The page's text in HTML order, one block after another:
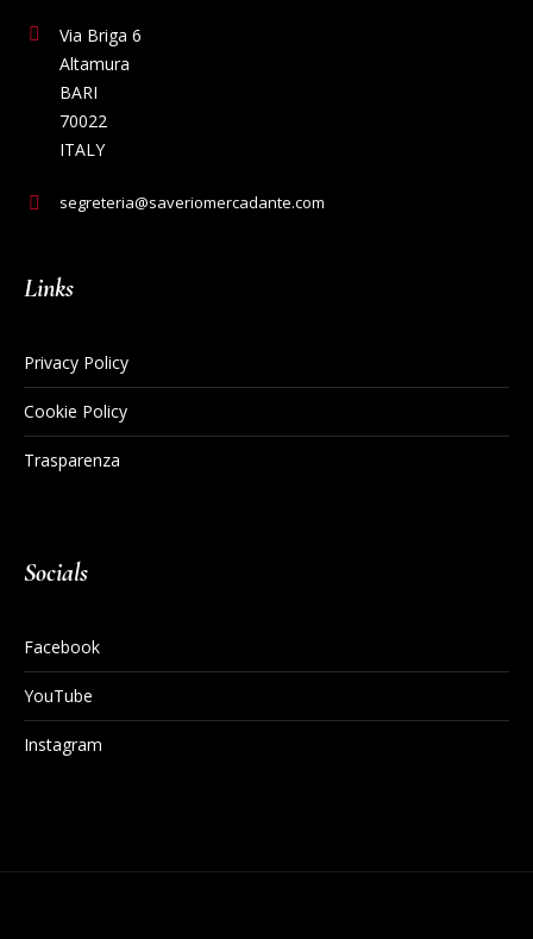
Via Briga 6
Altamura
BARI
70022
ITALY
segreteria@saveriomercadante.com
Links
Privacy Policy
Cookie Policy
Trasparenza
Socials
Facebook
YouTube
Instagram